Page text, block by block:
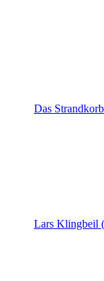
Das
Lars Klingbeil